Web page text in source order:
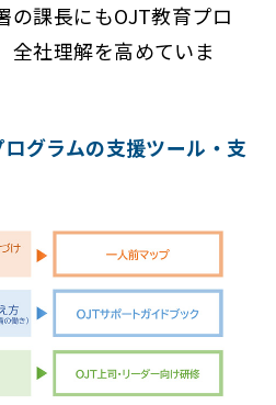
の課長にもOJT教育プロ
全社理解を高めていま
グラムの支援ツール・支